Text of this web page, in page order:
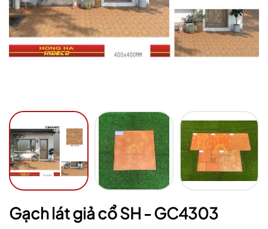
Gạch lát giả cổ SH - GC4303
Mã giảm giá: